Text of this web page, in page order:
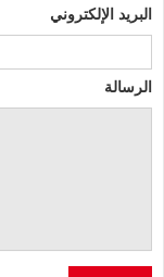
البريد الإلكتروني
الرسالة